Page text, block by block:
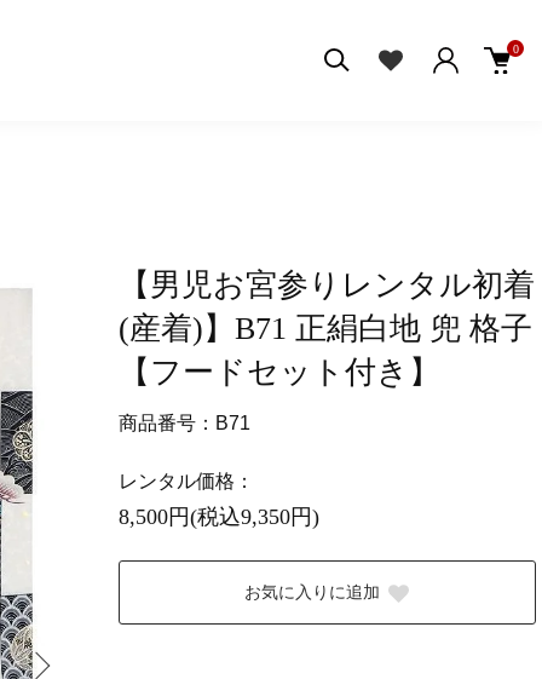
0
【男児お宮参りレンタル初着
(産着)】B71 正絹白地 兜 格子
【フードセット付き】
商品番号：B71
レンタル価格：
8,500円(税込9,350円)
お気に入りに追加